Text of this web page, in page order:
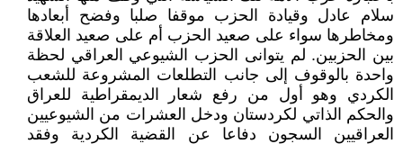
سلام عادل وقيادة الحزب موقفا صلبا وفضح أبعادها
ومخاطرها سواء على صعيد الحزب أم على صعيد العلاقة
بين الحزبين. لم يتوانى الحزب الشيوعي العراقي لحظة
واحدة بالوقوف إلى جانب التطلعات المشروعة للشعب
الكردي وهو أول من رفع شعار الديمقراطية للعراق
والحكم الذاتي لكردستان ودخل العشرات من الشيوعيين
العراقيين السجون دفاعا عن القضية الكردية وفقد